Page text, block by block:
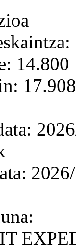
14.800
17.908